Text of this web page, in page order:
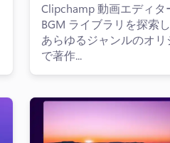
Clipchamp 動画エディ
BGM ライブラリを探索
あらゆるジャンルのオ
で著作...